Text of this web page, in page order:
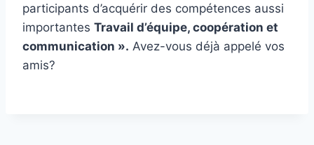
participants d’acquérir des compétences aussi
importantes Travail d’équipe, coopération et
communication ». Avez-vous déjà appelé vos
amis?